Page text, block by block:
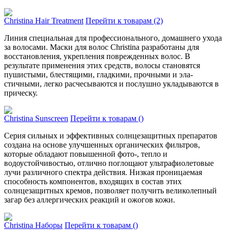
Christina Hair Treatment Перейти к товарам (2)
Линия специальная для про­фессионального, домашнего ухо­да
за волосами. Маски для волос Christina разрабо­таны для
восстановления, укре­пления поврежденных волос. В
результате применения этих средств, воло­сы становятся
пушистыми, бле­стящими, гладкими, прочными и эла­
стичными, легко расчесываются и послушно укла­дываются в
прическу.
Christina Sunscreen Перейти к товарам ()
Серия сильных и эффективных солнцезащитных препаратов
создана на основе улучшенных органических фильтров,
которые обладают повышенной фото-, тепло и
водоустойчивостью, отлично поглощают ультрафиолетовые
лучи различного спектра действия. Низкая проницаемая
способность компонентов, входящих в состав этих
солнцезащитных кремов, позволяет получить великолепный
загар без аллергических реакций и ожогов кожи.
Christina Наборы Перейти к товарам ()